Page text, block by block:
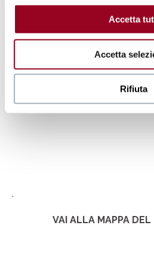
Accetta
Accetta
Rifiuta
.
VAI ALLA MAPPA DEL